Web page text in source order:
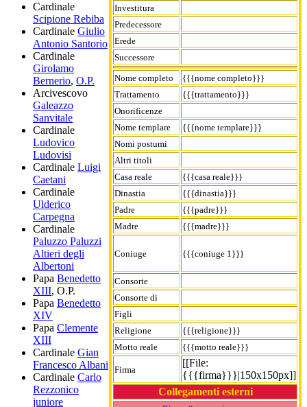
Investitura
Predecessore
Erede
Successore
Nome completo
{{{nome completo}}}
Trattamento
{{{trattamento}}}
Onorificenze
Nome templare
{{{nome templare}}}
Nomi postumi
Altri titoli
Casa reale
{{{casa reale}}}
Dinastia
{{{dinastia}}}
Padre
{{{padre}}}
Madre
{{{madre}}}
Coniuge {{{coniuge 1}}}
Consorte
Consorte di
Figli
Religione
{{{religione}}}
Motto reale
{{{motto reale}}}
Firma
[[File:
{{{firma}}}|150x150px]]
Collegamenti esterni
Cardinale
Scipione Rebiba
Cardinale Giulio
Antonio Santorio
Cardinale
Girolamo
Bernerio, O.P.
Arcivescovo
Galeazzo
Sanvitale
Cardinale
Ludovico
Ludovisi
Cardinale Luigi
Caetani
Cardinale
Ulderico
Carpegna
Cardinale
Paluzzo Paluzzi
Altieri degli
Albertoni
Papa Benedetto
XIII, O.P.
Papa Benedetto
XIV
Papa Clemente
XIII
Cardinale Gian
Francesco Albani
Cardinale Carlo
Rezzonico
juniore